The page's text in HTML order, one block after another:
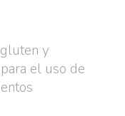
y
el uso de